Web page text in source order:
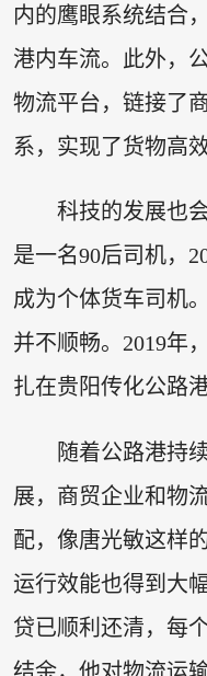
内的鹰眼系统结合
港内车流。此外，
物流平台，链接了
系，实现了货物高
科技的发展也
是一名90后司机，
成为个体货车司机
并不顺畅。2019年
扎在贵阳传化公路
随着公路港持
展，商贸企业和物
配，像唐光敏这样
运行效能也得到大
贷已顺利还清，每